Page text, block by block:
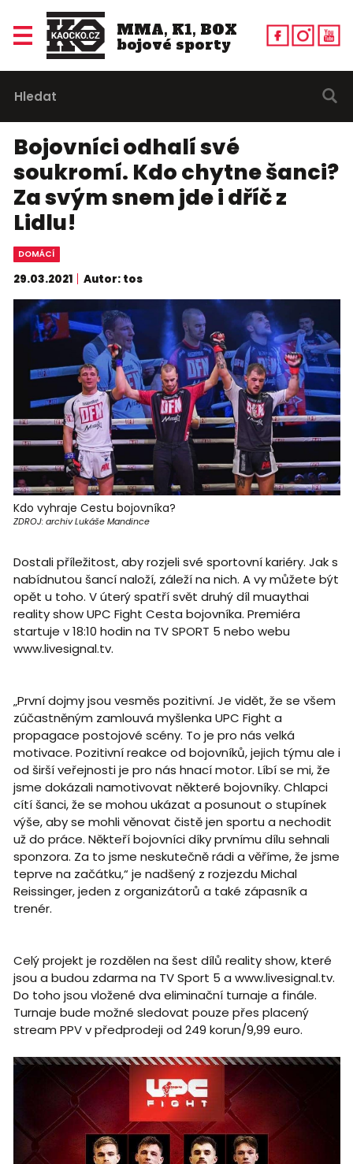
MMA, K1, BOX
bojové sporty
Bojovníci odhalí své
soukromí. Kdo chytne šanci?
Za svým snem jde i dříč z
Lidlu!
DOMÁCÍ
29.03.2021 Autor: tos
Kdo vyhraje Cestu bojovníka?
ZDROJ: archiv Lukáše Mandince
Dostali příležitost, aby rozjeli své sportovní kariéry. Jak s
nabídnutou šancí naloží, záleží na nich. A vy můžete být
opět u toho. V úterý spatří svět druhý díl muaythai
reality show UPC Fight Cesta bojovníka. Premiéra
startuje v 18:10 hodin na TV SPORT 5 nebo webu
www.livesignal.tv.
„První dojmy jsou vesměs pozitivní. Je vidět, že se všem
zúčastněným zamlouvá myšlenka UPC Fight a
propagace postojové scény. To je pro nás velká
motivace. Pozitivní reakce od bojovníků, jejich týmu ale i
od širší veřejnosti je pro nás hnací motor. Líbí se mi, že
jsme dokázali namotivovat některé bojovníky. Chlapci
cítí šanci, že se mohou ukázat a posunout o stupínek
výše, aby se mohli věnovat čistě jen sportu a nechodit
už do práce. Někteří bojovníci díky prvnímu dílu sehnali
sponzora. Za to jsme neskutečně rádi a věříme, že jsme
teprve na začátku,“ je nadšený z rozjezdu Michal
Reissinger, jeden z organizátorů a také zápasník a
trenér.
Celý projekt je rozdělen na šest dílů reality show, které
jsou a budou zdarma na TV Sport 5 a www.livesignal.tv.
Do toho jsou vložené dva eliminační turnaje a finále.
Turnaje bude možné sledovat pouze přes placený
stream PPV v předprodeji od 249 korun/9,99 euro.